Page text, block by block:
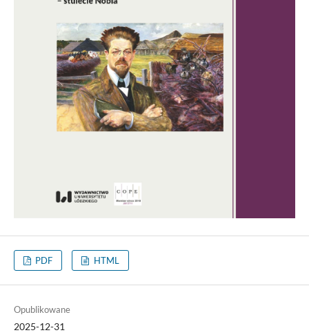
PDF HTML
Opublikowane
2025-12-31